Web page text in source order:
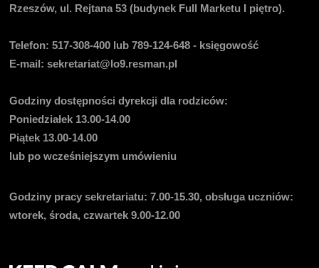
Rzeszów, ul. Rejtana 53 (budynek Full Marketu I piętro).
Telefon:517-308-400 lub 789-124-648 - księgowość
E-mail: sekretariat@lo9.resman.pl
Godziny dostępności dyrekcji dla rodziców:
Poniedziałek 13.00-14.00
Piątek 13.00-14.00
lub po wcześniejszym umówieniu
Godziny pracy sekretariatu: 7.00-15.30, obsługa uczniów:
wtorek, środa, czwartek 9.00-12.00